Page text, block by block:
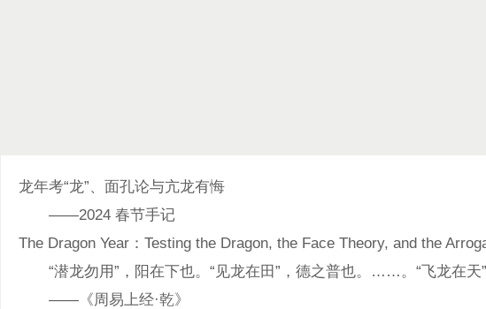
龙年考“龙”、面孔论与亢龙有悔
——2024 春节手记
The Dragon Year：
“潜龙勿用”，阳在下也。“见龙在田”，德之普也。……。“飞龙在天”
——《周易上经·乾》